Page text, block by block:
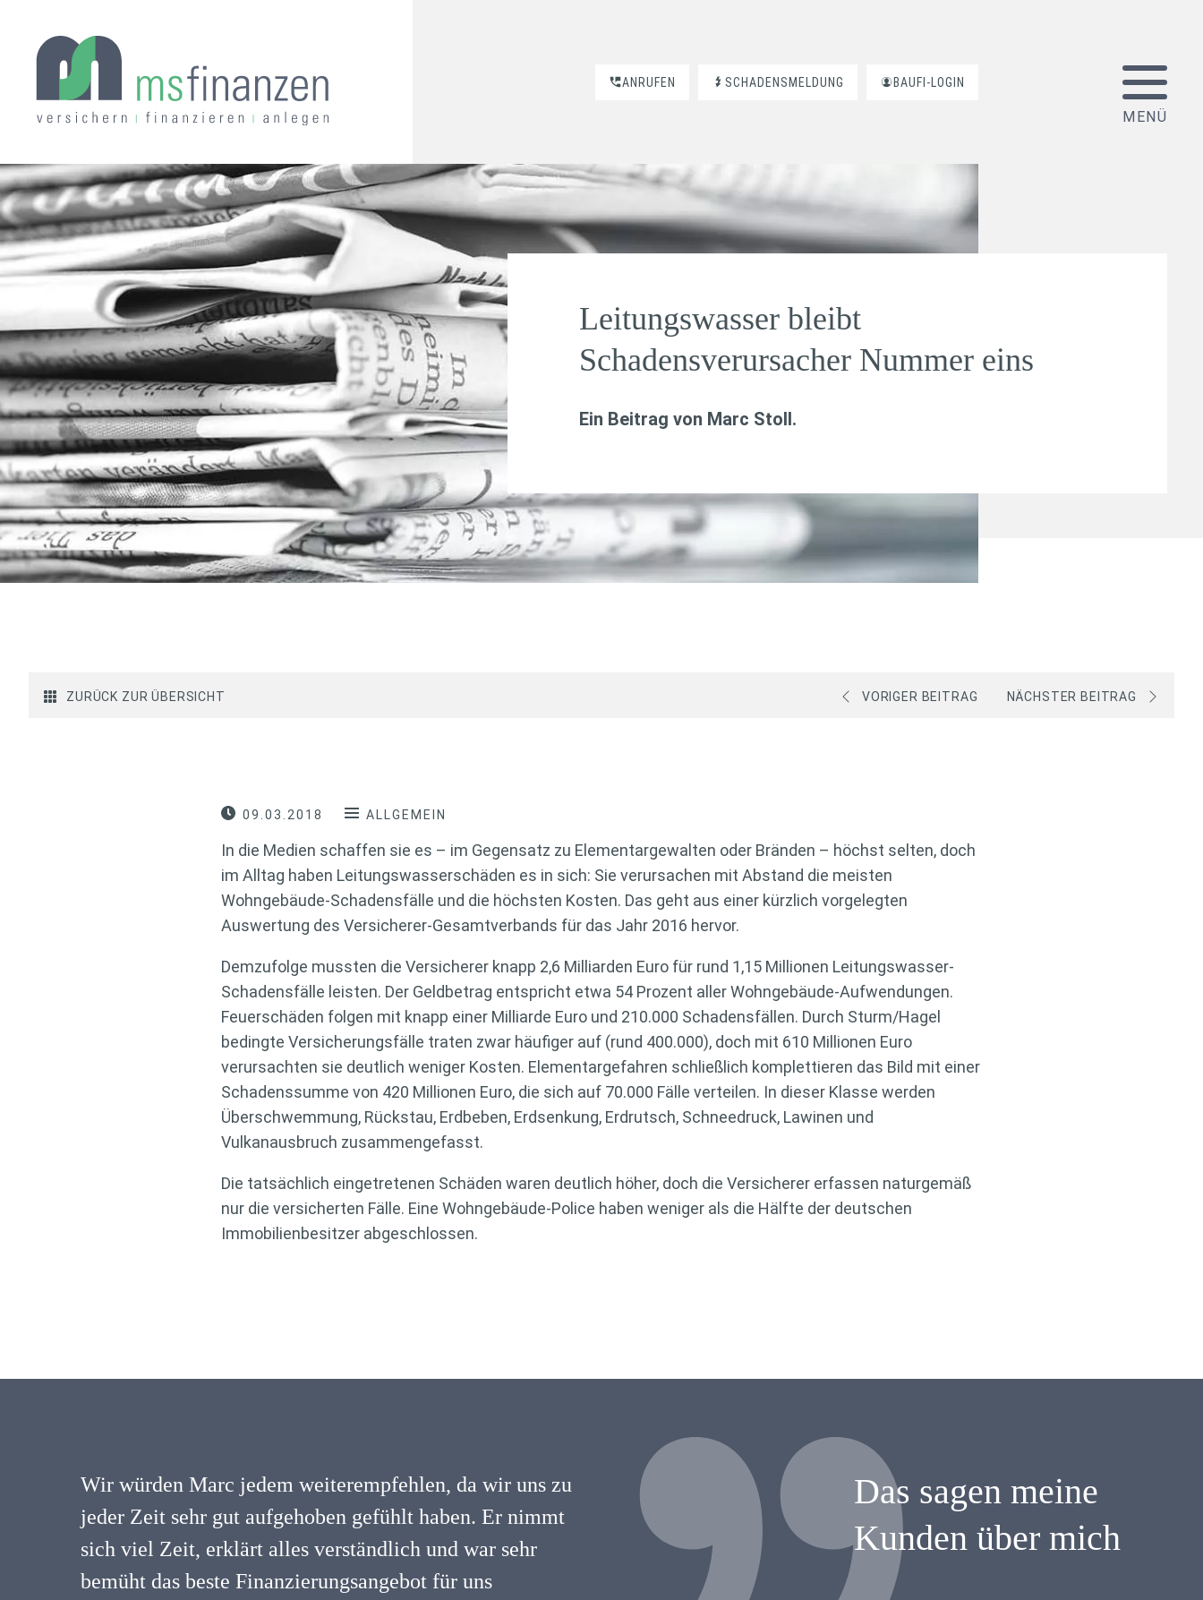
ANRUFEN SCHADENSMELDUNG BAUFI-LOGIN
Leitungswasser bleibt
Schadensverursacher Nummer eins
Ein Beitrag von Marc Stoll.
ZURÜCK ZUR ÜBERSICHT VORIGER BEITRAG NÄCHSTER BEITRAG
09.03.2018 ALLGEMEIN
In die Medien schaffen sie es – im Gegensatz zu Elementargewalten oder Bränden – höchst selten, doch
im Alltag haben Leitungswasserschäden es in sich: Sie verursachen mit Abstand die meisten
Wohngebäude-Schadensfälle und die höchsten Kosten. Das geht aus einer kürzlich vorgelegten
Auswertung des Versicherer-Gesamtverbands für das Jahr 2016 hervor.
Demzufolge mussten die Versicherer knapp 2,6 Milliarden Euro für rund 1,15 Millionen Leitungswasser-
Schadensfälle leisten. Der Geldbetrag entspricht etwa 54 Prozent aller Wohngebäude-Aufwendungen.
Feuerschäden folgen mit knapp einer Milliarde Euro und 210.000 Schadensfällen. Durch Sturm/Hagel
bedingte Versicherungsfälle traten zwar häufiger auf (rund 400.000), doch mit 610 Millionen Euro
verursachten sie deutlich weniger Kosten. Elementargefahren schließlich komplettieren das Bild mit einer
Schadenssumme von 420 Millionen Euro, die sich auf 70.000 Fälle verteilen. In dieser Klasse werden
Überschwemmung, Rückstau, Erdbeben, Erdsenkung, Erdrutsch, Schneedruck, Lawinen und
Vulkanausbruch zusammengefasst.
Die tatsächlich eingetretenen Schäden waren deutlich höher, doch die Versicherer erfassen naturgemäß
nur die versicherten Fälle. Eine Wohngebäude-Police haben weniger als die Hälfte der deutschen
Immobilienbesitzer abgeschlossen.
Das sagen meine
Kunden über mich
Wir würden Marc jedem weiterempfehlen, da wir uns zu
jeder Zeit sehr gut aufgehoben gefühlt haben. Er nimmt
sich viel Zeit, erklärt alles verständlich und war sehr
bemüht das beste Finanzierungsangebot für uns